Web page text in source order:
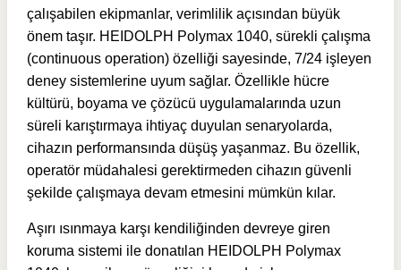
çalışabilen ekipmanlar, verimlilik açısından büyük
önem taşır. HEIDOLPH Polymax 1040, sürekli çalışma
(continuous operation) özelliği sayesinde, 7/24 işleyen
deney sistemlerine uyum sağlar. Özellikle hücre
kültürü, boyama ve çözücü uygulamalarında uzun
süreli karıştırmaya ihtiyaç duyulan senaryolarda,
cihazın performansında düşüş yaşanmaz. Bu özellik,
operatör müdahalesi gerektirmeden cihazın güvenli
şekilde çalışmaya devam etmesini mümkün kılar.
Aşırı ısınmaya karşı kendiliğinden devreye giren
koruma sistemi ile donatılan HEIDOLPH Polymax